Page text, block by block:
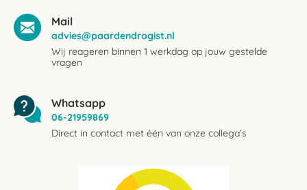
Mail
advies@paardendrogist.nl
Wij reageren binnen 1 werkdag op jouw gestelde
vragen
Whatsapp
06-21959869
Direct in contact met één van onze collega's